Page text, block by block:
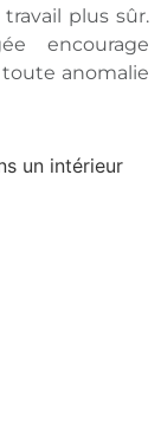
plus sûr.
encourage
anomalie